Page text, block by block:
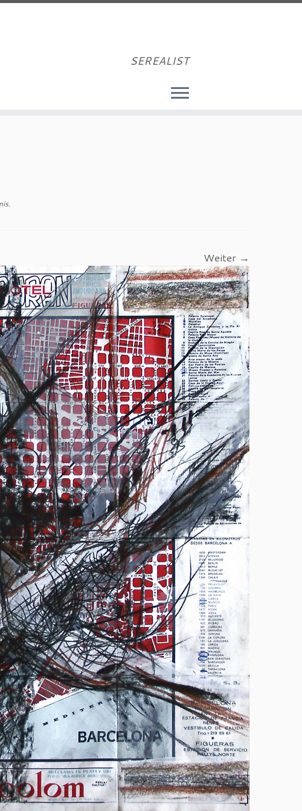
SEREALIST
.
Weiter →